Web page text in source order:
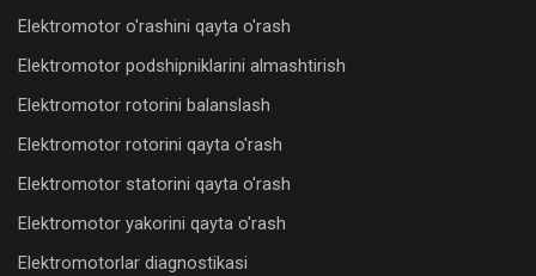
Elektromotor o'rashini qayta o'rash
Elektromotor podshipniklarini almashtirish
Elektromotor rotorini balanslash
Elektromotor rotorini qayta o'rash
Elektromotor statorini qayta o'rash
Elektromotor yakorini qayta o'rash
Elektromotorlar diagnostikasi